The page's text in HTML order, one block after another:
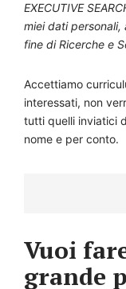
EXECUTIVE
miei dati personali,
fine di Ricerche e
Accettiamo
interessati, non
tutti quelli inviatici
nome e per conto.
Vuoi
grande